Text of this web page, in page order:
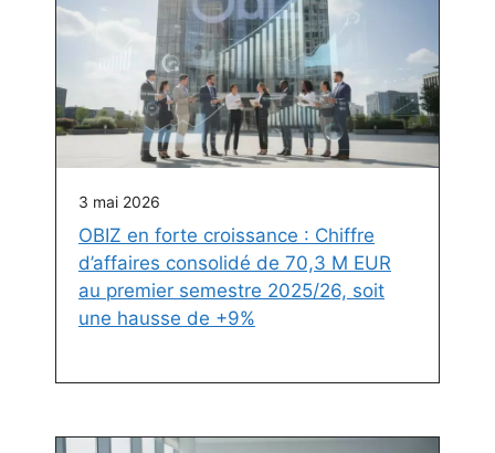
3 mai 2026
OBIZ en forte croissance : Chiffre
d’affaires consolidé de 70,3 M EUR
au premier semestre 2025/26, soit
une hausse de +9%